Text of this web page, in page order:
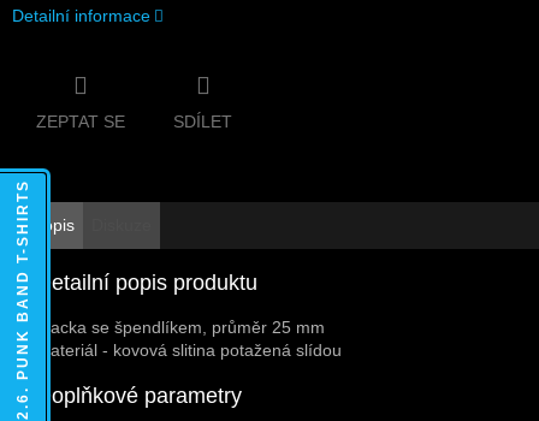
Detailní informace
ZEPTAT SE SDÍLET
Popis
Detailní popis produktu
Placka se špendlíkem, průměr 25 mm
Materiál - kovová slitina potažená slídou
Doplňkové parametry
2.6. PUNK BAND T-SHIRTS